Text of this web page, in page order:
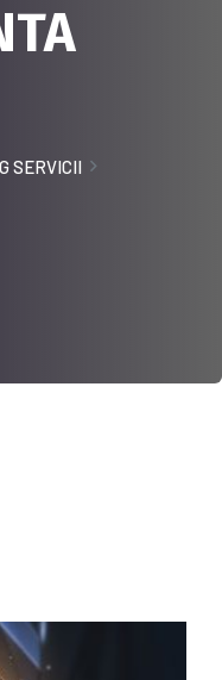
SERVICII